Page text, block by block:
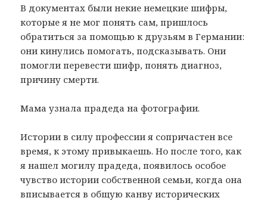
В документах были некие немецкие шифры,
которые я не мог понять сам, пришлось
обратиться за помощью к друзьям в Германии:
они кинулись помогать, подсказывать. Они
помогли перевести шифр, понять диагноз,
причину смерти.
Мама узнала прадеда на фотографии.
Истории в силу профессии я сопричастен все
время, к этому привыкаешь. Но после того, как
я нашел могилу прадеда, появилось особое
чувство истории собственной семьи, когда она
вписывается в общую канву исторических